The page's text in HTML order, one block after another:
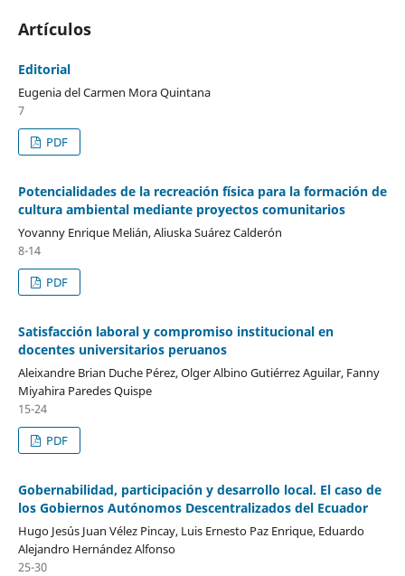
Artículos
Editorial
Eugenia del Carmen Mora Quintana
7
PDF
Potencialidades de la recreación física para la formación de
cultura ambiental mediante proyectos comunitarios
Yovanny Enrique Melián, Aliuska Suárez Calderón
8-14
PDF
Satisfacción laboral y compromiso institucional en
docentes universitarios peruanos
Aleixandre Brian Duche Pérez, Olger Albino Gutiérrez Aguilar, Fanny
Miyahira Paredes Quispe
15-24
PDF
Gobernabilidad, participación y desarrollo local. El caso de
los Gobiernos Autónomos Descentralizados del Ecuador
Hugo Jesús Juan Vélez Pincay, Luis Ernesto Paz Enrique, Eduardo
Alejandro Hernández Alfonso
25-30